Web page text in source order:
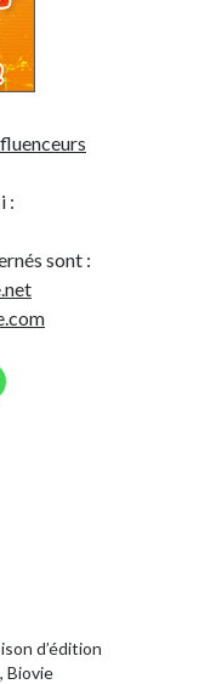
:
sont :
d’édition
Biovie